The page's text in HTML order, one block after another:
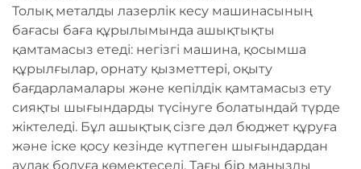
Толық металды лазерлік кесу машинасының
бағасы баға құрылымында ашықтықты
қамтамасыз етеді: негізгі машина, қосымша
құрылғылар, орнату қызметтері, оқыту
бағдарламалары және кепілдік қамтамасыз ету
сияқты шығындарды түсінуге болатындай түрде
жіктеледі. Бұл ашықтық сізге дәл бюджет құруға
және іске қосу кезінде күтпеген шығындардан
аулақ болуға көмектеседі. Тағы бір маңызды